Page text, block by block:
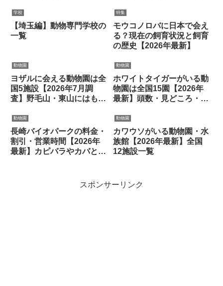
学校
【埼玉編】動物専門学校の
一覧
特集
モウコノロバに日本で会え
る？現在の飼育状況と飼育
の歴史【2026年最新】
動物園
ヨザルに会える動物園は全
国5施設【2026年7月調
査】野毛山・東山にはもう
動物園
ホワイトタイガーがいる動
物園は全国15園【2026年
最新】頭数・見どころ・会
動物園
長崎バイオパークの料金・
割引・営業時間【2026年
最新】カピバラやカバとふ
動物園
カワウソがいる動物園・水
族館【2026年最新】全国
12施設一覧
スポンサーリンク